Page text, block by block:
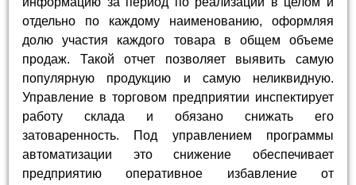
отдельно по каждому наименованию, оформляя
долю участия каждого товара в общем объеме
продаж. Такой отчет позволяет выявить самую
популярную продукцию и самую неликвидную.
Управление в торговом предприятии инспектирует
работу склада и обязано снижать его
затоваренность. Под управлением программы
автоматизации это снижение обеспечивает
предприятию оперативное избавление от